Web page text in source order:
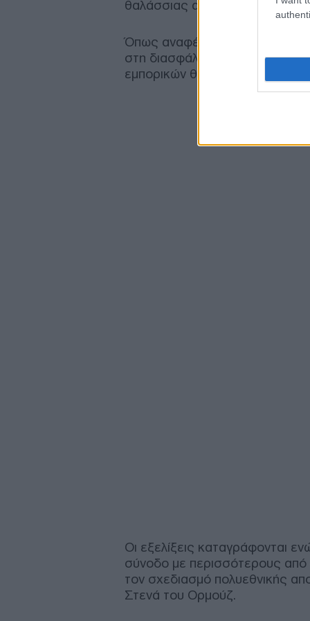
θαλάσσιας ασφάλειας.
Όπως αναφέρεται, η ανάπτυξη
στη διασφάλιση της
εμπορικών θαλάσσιων
Οι εξελίξεις καταγράφονται
σύνοδο με περισσότερους από
τον σχεδιασμό πολυεθνικής
Στενά του Ορμούζ.